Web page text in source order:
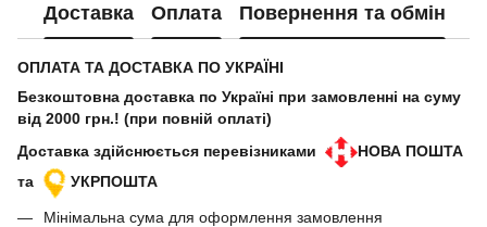
Доставка Оплата Повернення та обмін
ОПЛАТА ТА ДОСТАВКА ПО УКРАЇНІ
Безкоштовна доставка по Україні при замовленні на суму
від 2000 грн.! (при повній оплаті)
Доставка здійснюється перевізниками
НОВА ПОШТА
та
УКРПОШТА
Мінімальна сума для оформлення замовлення